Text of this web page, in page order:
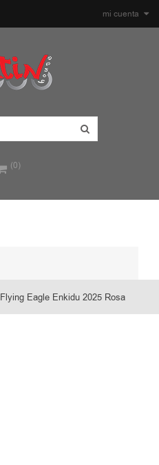
mi cuenta
(0)
Flying Eagle Enkidu 2025 Rosa